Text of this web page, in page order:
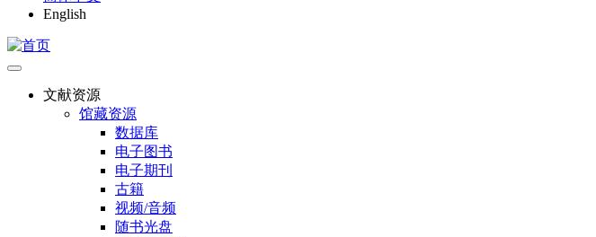
English
文献资源
馆藏资源
数据库
电子图书
电子期刊
古籍
视频/音频
随书光盘